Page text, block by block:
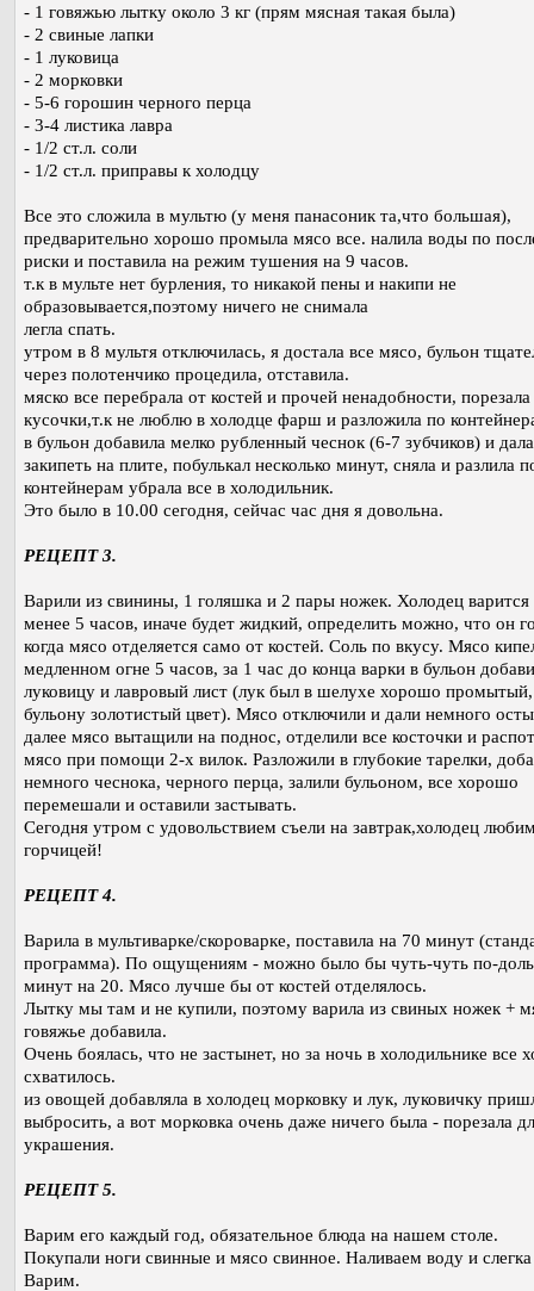
- 1 говяжью лытку около 3 кг (прям мясная такая была)
- 2 свиные лапки
- 1 луковица
- 2 морковки
- 5-6 горошин черного перца
- 3-4 листика лавра
- 1/2 ст.л. соли
- 1/2 ст.л. приправы к холодцу
Все это сложила в мультю (у меня панасоник та,что большая),
предварительно хорошо промыла мясо все. налила воды по
риски и поставила на режим тушения на 9 часов.
т.к в мульте нет бурления, то никакой пены и накипи не
образовывается,поэтому ничего не снимала
легла спать.
утром в 8 мультя отключилась, я достала все мясо, бульон
через полотенчико процедила, отставила.
мяско все перебрала от костей и прочей ненадобности, порезала
кусочки,т.к не люблю в холодце фарш и разложила по
в бульон добавила мелко рубленный чеснок (6-7 зубчиков) и
закипеть на плите, побулькал несколько минут, сняла и разлила
контейнерам убрала все в холодильник.
Это было в 10.00 сегодня, сейчас час дня я довольна.
РЕЦЕПТ 3.
Варили из свинины, 1 голяшка и 2 пары ножек. Холодец варится
менее 5 часов, иначе будет жидкий, определить можно, что он
когда мясо отделяется само от костей. Соль по вкусу. Мясо
медленном огне 5 часов, за 1 час до конца варки в бульон
луковицу и лавровый лист (лук был в шелухе хорошо
бульону золотистый цвет). Мясо отключили и дали немного
далее мясо вытащили на поднос, отделили все косточки и
мясо при помощи 2-х вилок. Разложили в глубокие тарелки,
немного чеснока, черного перца, залили бульоном, все хорошо
перемешали и оставили застывать.
Сегодня утром с удовольствием съели на завтрак,холодец
горчицей!
РЕЦЕПТ 4.
Варила в мультиварке/скороварке, поставила на 70 минут
программа). По ощущениям - можно было бы чуть-чуть по-
минут на 20. Мясо лучше бы от костей отделялось.
Лытку мы там и не купили, поэтому варила из свиных ножек +
говяжье добавила.
Очень боялась, что не застынет, но за ночь в холодильнике все
схватилось.
из овощей добавляла в холодец морковку и лук, луковичку
выбросить, а вот морковка очень даже ничего была - порезала
украшения.
РЕЦЕПТ 5.
Варим его каждый год, обязательное блюда на нашем столе.
Покупали ноги свинные и мясо свинное. Наливаем воду и
Варим.